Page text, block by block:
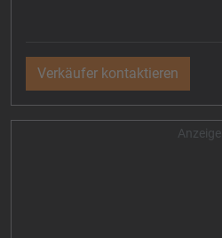
Verkäufer kontaktieren
Anzeige